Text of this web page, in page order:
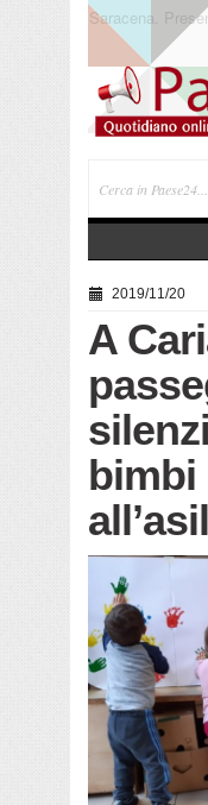
Trebisacce.
di
2019/11/20
A
bimbi